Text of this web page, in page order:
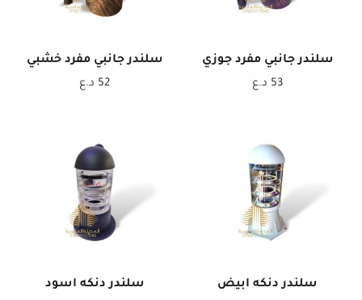
سلندر جانبي مفرد جوزي
53 د.ع
سلندر جانبي مفرد خشبي
52 د.ع
سلندر دنكه ابيض سلندر دنكه اسود